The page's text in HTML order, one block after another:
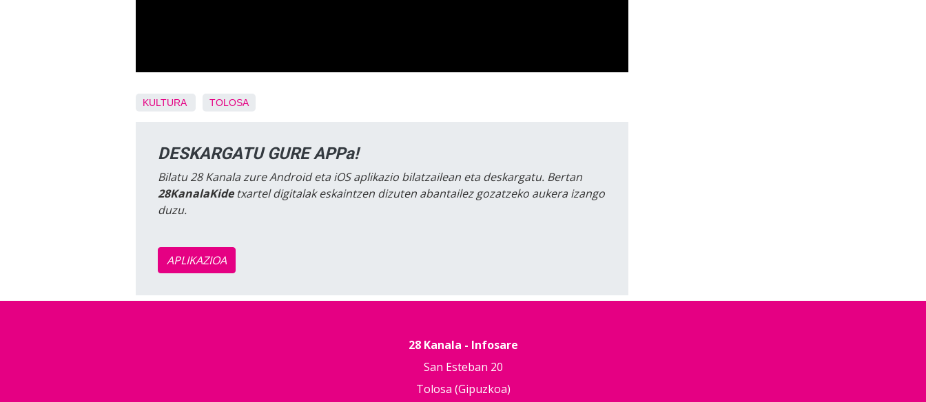
KULTURA TOLOSA
DESKARGATU GURE APPa!
Bilatu 28 Kanala zure Android eta iOS aplikazio bilatzailean eta deskargatu. Bertan
28KanalaKidetxartel digitalak eskaintzen dizuten abantailez gozatzeko aukera izango
duzu.
APLIKAZIOA
28 Kanala - Infosare
San Esteban 20
Tolosa (Gipuzkoa)